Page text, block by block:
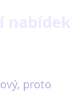
proto